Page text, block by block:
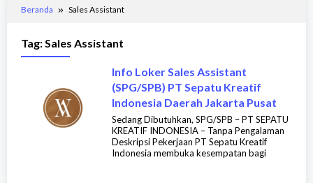
Beranda Sales Assistant
Tag:Sales Assistant
Info Loker Sales Assistant
(SPG/SPB) PT Sepatu Kreatif
Indonesia Daerah Jakarta Pusat
Sedang Dibutuhkan, SPG/SPB – PT SEPATU
KREATIF INDONESIA – Tanpa Pengalaman
Deskripsi Pekerjaan PT Sepatu Kreatif
Indonesia membuka kesempatan bagi